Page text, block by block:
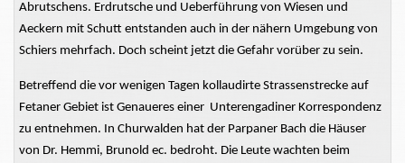
Abrutschens. Erdrutsche und Ueberführung von Wiesen und
Aeckern mit Schutt entstanden auch in der nähern Umgebung von
Schiers mehrfach. Doch scheint jetzt die Gefahr vorüber zu sein.
Betreffend die vor wenigen Tagen kollaudirte Strassenstrecke auf
Fetaner Gebiet ist Genaueres einer Unterengadiner Korrespondenz
zu entnehmen. In Churwalden hat der Parpaner Bach die Häuser
von Dr. Hemmi, Brunold ec. bedroht. Die Leute wachten beim